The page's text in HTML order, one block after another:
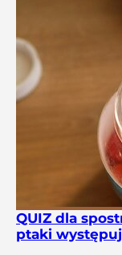
QUIZ dla
ptaki